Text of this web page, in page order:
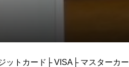
ットカード├ VISA├ マスターカー